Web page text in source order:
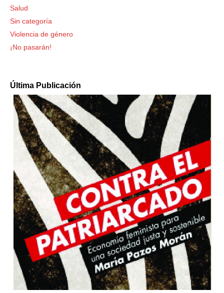
Salud
Sin categoría
Violencia de género
¡No pasarán!
Última Publicación